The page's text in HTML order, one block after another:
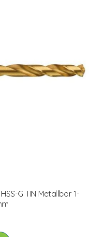
G TIN Metallbor 1-